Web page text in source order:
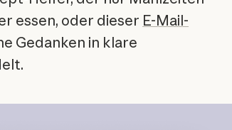
essen, oder dieser E-Mail-
Gedanken in klare